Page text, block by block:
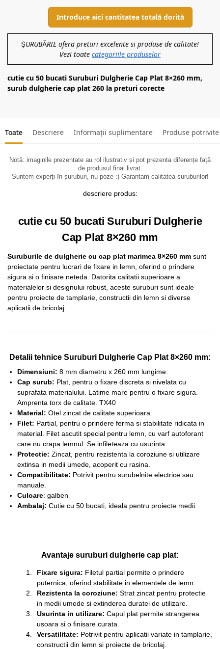
Introduce aici cantitatea totală dorită
ȘURUBĂRIE ofera preturi excelente si produse de calitate!
Vezi toate categoriile produselor
cutie cu 50 bucati Suruburi Dulgherie Cap Plat 8×260 mm,
surub dulgherie cap plat 260 la preturi corecte
Toate Descriere Informații suplimentare Produse potrivite
Notă: imaginile prezentate au rol ilustrativ și pot prezenta diferențe față
de produsul final livrat.
Suntem experți în șuruburi, nu poze :) Garantam calitatea suruburilor!
descriere produs:
cutie cu 50 bucati Suruburi Dulgherie
Cap Plat 8×260 mm
Suruburile de dulgherie cu cap plat marimea 8×260 mm sunt
proiectate pentru lucrari de fixare in lemn, oferind o prindere
sigura si o finisare neteda. Datorita calitatii superioare a
materialelor si designului robust, aceste suruburi sunt ideale
pentru proiecte de tamplarie, constructii din lemn si diverse
aplicatii de bricolaj.
Detalii tehnice Suruburi Dulgherie Cap Plat 8×260 mm:
Dimensiuni: 8 mm diametru x 260 mm lungime.
Cap surub: Plat, pentru o fixare discreta si nivelata cu
suprafata materialului. Latime mare pentru o fixare sigura.
Amprenta torx de calitate. TX40
Material: Otel zincat de calitate superioara.
Filet: Partial, pentru o prindere ferma si stabilitate ridicata in
material. Filet ascutit special pentru lemn, cu varf autoforant
care nu crapa lemnul. Se infileteaza cu usurinta.
Protectie: Zincat, pentru rezistenta la coroziune si utilizare
extinsa in medii umede, acoperit cu rasina.
Compatibilitate: Potrivit pentru surubelnite electrice sau
manuale.
Culoare: galben
Ambalaj: Cutie cu 50 bucati, ideala pentru proiecte medii.
Avantaje suruburi dulgherie cap plat:
Fixare sigura: Filetul partial permite o prindere
puternica, oferind stabilitate in elementele de lemn.
Rezistenta la coroziune: Strat zincat pentru protectie
in medii umede si extinderea duratei de utilizare.
Usurinta in utilizare: Capul plat permite strangerea
usoara si o finisare curata.
Versatilitate: Potrivit pentru aplicatii variate in tamplarie,
constructii din lemn si proiecte de bricolaj.